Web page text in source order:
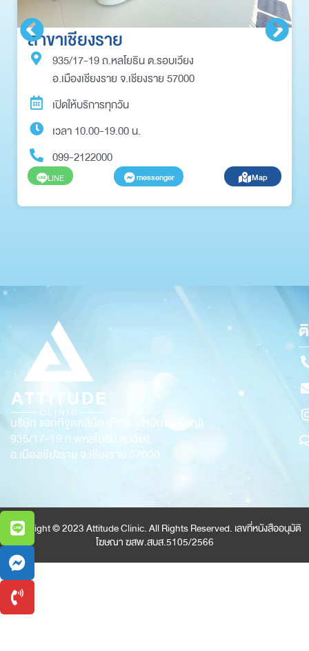
สาขาเชียงราย
935/17-19 ถ.หลโยธิน ต.รอบเวียง
อ.เมืองเชียงราย จ.เชียงราย 57000
เปิดให้บริการทุกวัน
เวลา 10.00-19.00 น.
099-2122000
LINE messenger Map
บริษัท แอททิจูดคลินิก จำกัด (สำนักงานใหญ่)
935/17-19 ถ.พหลโยธิน ต.เวียง
อ.เมืองเชียงราย จ.เชียงราย 57000
Copyright © 2023 Attitude Clinic. All Rights Reserved. เลขที่หนังสืออนุมัติ
โฆษณา ฆสพ.สบส.5105/2566